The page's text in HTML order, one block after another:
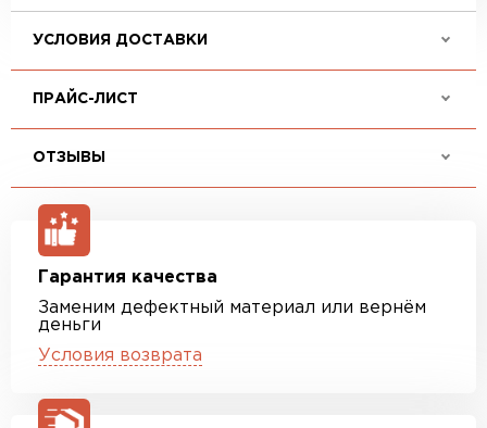
УСЛОВИЯ ДОСТАВКИ
ПРАЙС-ЛИСТ
ОТЗЫВЫ
Гарантия качества
Заменим дефектный материал или вернём
деньги
Условия возврата